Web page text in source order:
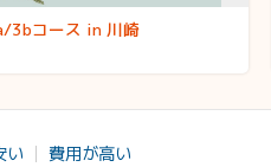
3bコース in 川崎
い 費用が高い